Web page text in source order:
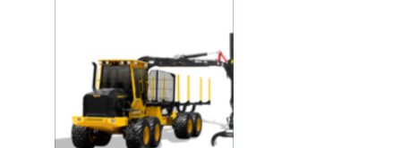
energikostnader. I en tid
där många söker...